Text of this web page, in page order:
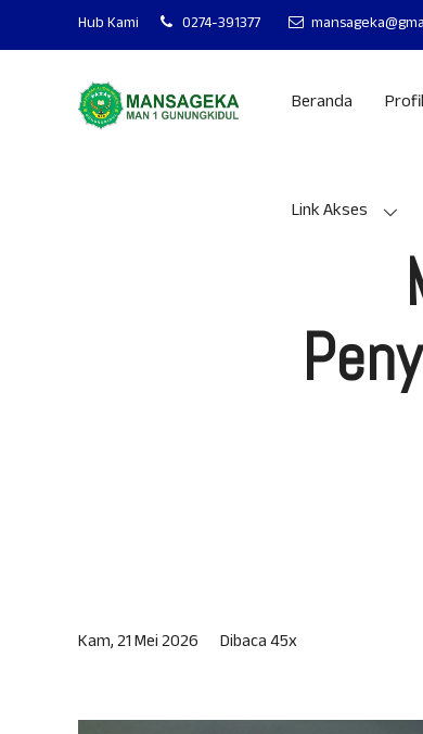
Hub Kami 0274-391377
Beranda
Link Akses
Kam, 21 Mei 2026 Dibaca 45x